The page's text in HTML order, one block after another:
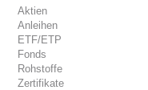
Aktien
Anleihen
ETF/ETP
Fonds
Rohstoffe
Zertifikate